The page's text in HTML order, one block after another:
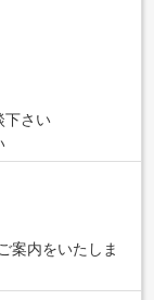
下さい
案内をいたしま